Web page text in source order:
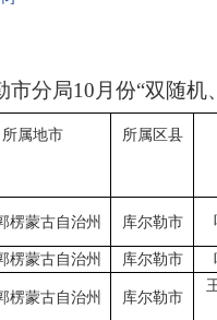
市分局10月份“双随机
所属地市 所属区县
楞蒙古自治州 库尔勒市
楞蒙古自治州 库尔勒市
楞蒙古自治州 库尔勒市